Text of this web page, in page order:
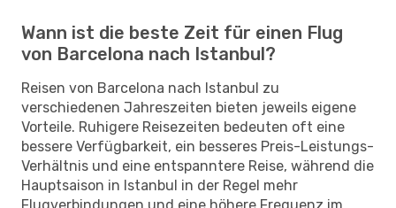
Wann ist die beste Zeit für einen Flug
von Barcelona nach Istanbul?
Reisen von Barcelona nach Istanbul zu
verschiedenen Jahreszeiten bieten jeweils eigene
Vorteile. Ruhigere Reisezeiten bedeuten oft eine
bessere Verfügbarkeit, ein besseres Preis-Leistungs-
Verhältnis und eine entspanntere Reise, während die
Hauptsaison in Istanbul in der Regel mehr